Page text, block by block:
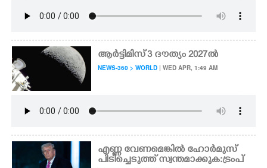
ആ​ർ​ട്ടി​മി​സ് 3​ ​ദൗ​ത്യം​ 2027ൽ
NEWS-360 > WORLD | WED APR, 1:49 AM
എണ്ണ വേണമെങ്കിൽ ഹോർമുസ്
പിടിച്ചെടുത്ത് സ്വന്തമാക്കുക:ട്രംപ്